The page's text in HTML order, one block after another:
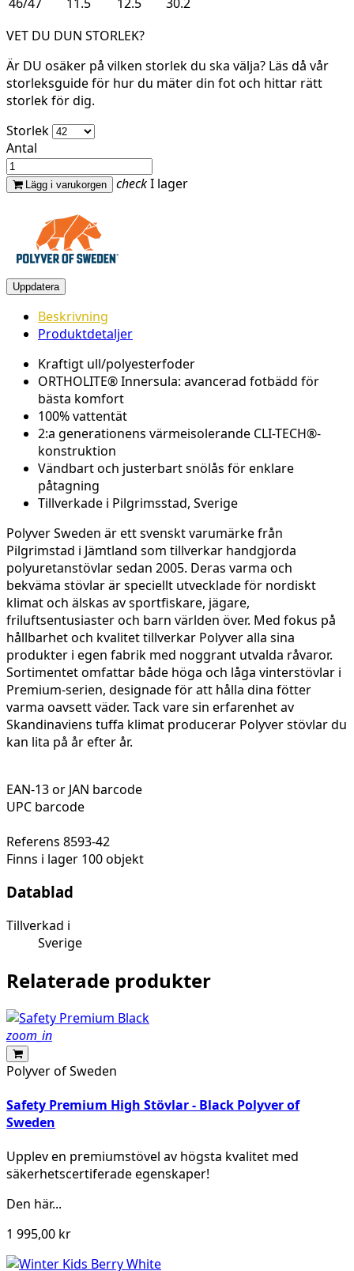
VET DU DUN STORLEK?
Är DU osäker på vilken storlek du ska välja? Läs då vår
storleksguide för hur du mäter din fot och hittar rätt
storlek för dig.
Storlek
Antal
Lägg i varukorgen checkI lager
Beskrivning
Produktdetaljer
Kraftigt ull/polyesterfoder
ORTHOLITE® Innersula: avancerad fotbädd för
bästa komfort
100% vattentät
2:a generationens värmeisolerande CLI-TECH®-
konstruktion
Vändbart och justerbart snölås för enklare
påtagning
Tillverkade i Pilgrimsstad, Sverige
Polyver Sweden är ett svenskt varumärke från
Pilgrimstad i Jämtland som tillverkar handgjorda
polyuretanstövlar sedan 2005. Deras varma och
bekväma stövlar är speciellt utvecklade för nordiskt
klimat och älskas av sportfiskare, jägare,
friluftsentusiaster och barn världen över. Med fokus på
hållbarhet och kvalitet tillverkar Polyver alla sina
produkter i egen fabrik med noggrant utvalda råvaror.
Sortimentet omfattar både höga och låga vinterstövlar i
Premium-serien, designade för att hålla dina fötter
varma oavsett väder. Tack vare sin erfarenhet av
Skandinaviens tuffa klimat producerar Polyver stövlar du
kan lita på år efter år.
EAN-13 or JAN barcode
UPC barcode
Referens 8593-42
Finns i lager 100 objekt
Datablad
Tillverkad i
Sverige
Relaterade produkter
zoom_in
Polyver of Sweden
Safety Premium High Stövlar - Black Polyver of
Sweden
Upplev en premiumstövel av högsta kvalitet med
säkerhetscertiferade egenskaper!
Den här...
1 995,00 kr